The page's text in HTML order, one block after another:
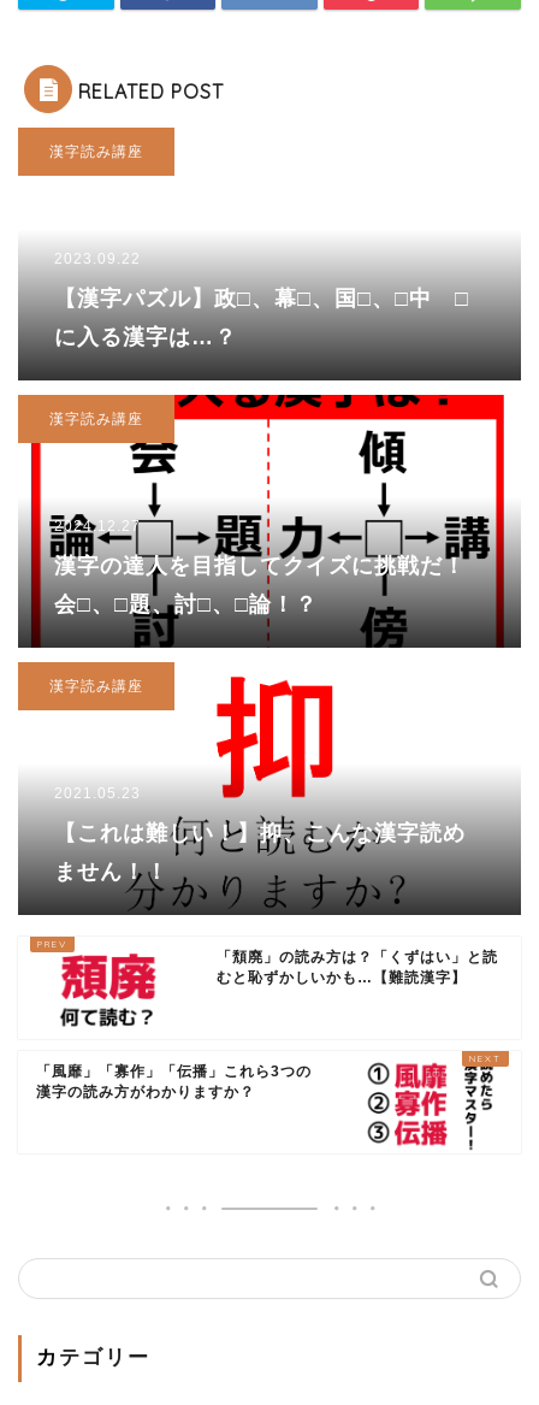
RELATED POST
漢字読み講座
2023.09.22
【漢字パズル】政□、幕□、国□、□中 □
に入る漢字は…？
漢字読み講座
2024.12.27
漢字の達人を目指してクイズに挑戦だ！
会□、□題、討□、□論！？
漢字読み講座
2021.05.23
【これは難しい！】抑、こんな漢字読め
ません！！
「頽廃」の読み方は？「くずはい」と読
むと恥ずかしいかも…【難読漢字】
「風靡」「寡作」「伝播」これら3つの
漢字の読み方がわかりますか？
カテゴリー